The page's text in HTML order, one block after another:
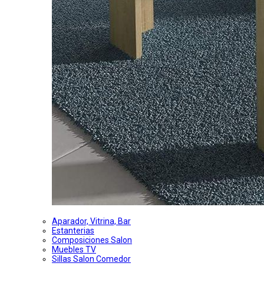
Aparador, Vitrina, Bar
Estanterias
Composiciones Salon
Muebles TV
Sillas Salon Comedor